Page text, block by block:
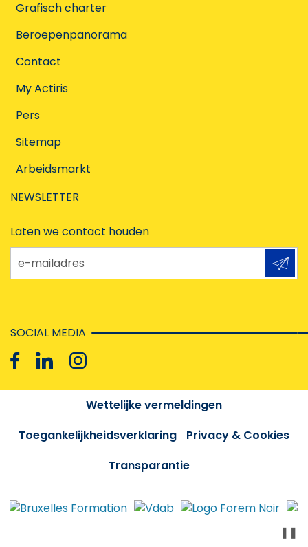
Grafisch charter
Beroepenpanorama
Contact
My Actiris
Pers
Sitemap
Arbeidsmarkt
NEWSLETTER
Laten we contact houden
e-mailadres
SOCIAL MEDIA
Wettelijke vermeldingen
Toegankelijkheidsverklaring
Privacy & Cookies
Transparantie
❚❚